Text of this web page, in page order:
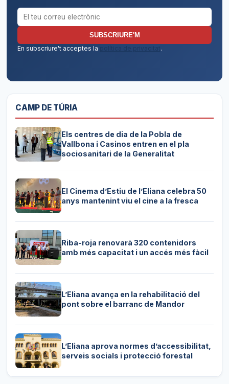
Correu electrònic per al butlletí
SUBSCRIURE'M
En subscriure't acceptes la
política de privacitat.
CAMP DE TÚRIA
Els centres de dia de la Pobla de
Vallbona i Casinos entren en el pla
sociosanitari de la Generalitat
El Cinema d’Estiu de l’Eliana celebra 50
anys mantenint viu el cine a la fresca
Riba-roja renovarà 320 contenidors
amb més capacitat i un accés més fàcil
L’Eliana avança en la rehabilitació del
pont sobre el barranc de Mandor
L’Eliana aprova normes d’accessibilitat,
serveis socials i protecció forestal